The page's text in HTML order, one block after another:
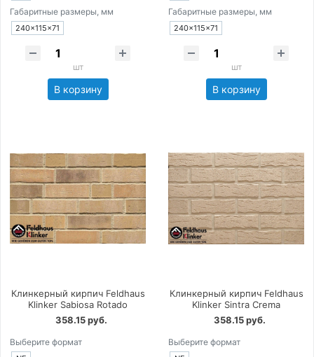
Габаритные размеры, мм
240×115×71
шт
В корзину
Габаритные размеры, мм
240×115×71
шт
В корзину
Клинкерный кирпич Feldhaus
Klinker Sabiosa Rotado
358.15 руб.
Выберите формат
Клинкерный кирпич Feldhaus
Klinker Sintra Crema
358.15 руб.
Выберите формат